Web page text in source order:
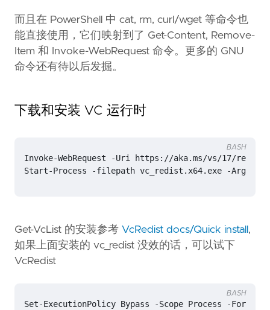
而且在 PowerShell 中 cat, rm, curl/wget 等命令也
能直接使用，它们映射到了 Get-Content, Remove-
Item 和 Invoke-WebRequest 命令。更多的 GNU
命令还有待以后发掘。
下载和安装 VC 运行时
Invoke-WebRequest -Uri https://aka.ms/vs/17/
Start-Process -filepath vc_redist.x64.exe -
BASH
Get-VcList 的安装参考 VcRedist docs/Quick install ,
如果上面安装的 vc_redist 没效的话，可以试下
VcRedist
Set-ExecutionPolicy Bypass -Scope Process -Force
BASH